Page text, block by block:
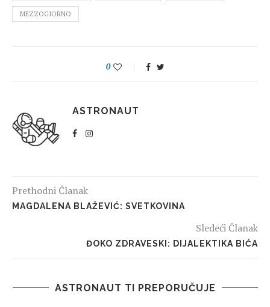
MEZZOGIORNO
0
ASTRONAUT
Prethodni Članak
MAGDALENA BLAŽEVIĆ: SVETKOVINA
Sledeći Članak
ĐOKO ZDRAVESKI: DIJALEKTIKA BIĆA
ASTRONAUT TI PREPORUČUJE